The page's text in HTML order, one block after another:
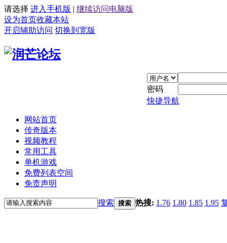
请选择 进入手机版 | 继续访问电脑版
设为首页收藏本站
开启辅助访问 切换到宽版
密码
快捷导航
网站首页
传奇版本
视频教程
常用工具
单机游戏
免费列表空间
免责声明
搜索 搜索 热搜: 1.76 1.80 1.85 1.95